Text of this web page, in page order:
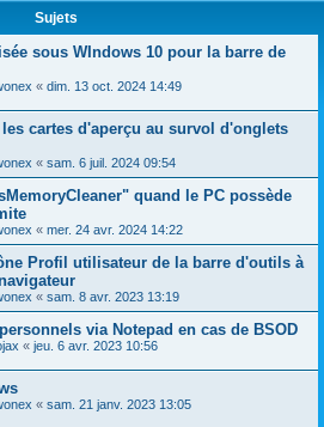
Sujets
sous WIndows 10 pour la barre de
« dim. 13 oct. 2024 14:49
cartes d'aperçu au survol d'onglets
« sam. 6 juil. 2024 09:54
quand le PC possède
« mer. 24 avr. 2024 14:22
Profil utilisateur de la barre d'outils à
« sam. 8 avr. 2023 13:19
via Notepad en cas de BSOD
« jeu. 6 avr. 2023 10:56
« sam. 21 janv. 2023 13:05